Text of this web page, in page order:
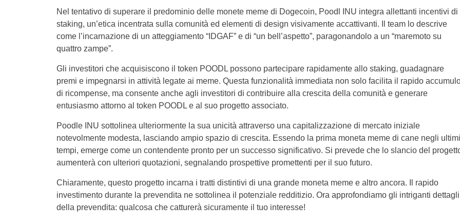
Nel tentativo di superare il predominio delle monete meme di Dogecoin, Poodl INU integra allettanti incentivi di
staking, un’etica incentrata sulla comunità ed elementi di design visivamente accattivanti. Il team lo descrive
come l’incarnazione di un atteggiamento “IDGAF” e di “un bell’aspetto”, paragonandolo a un “maremoto su
quattro zampe”.
Gli investitori che acquisiscono il token POODL possono partecipare rapidamente allo staking, guadagnare
premi e impegnarsi in attività legate ai meme. Questa funzionalità immediata non solo facilita il rapido
di ricompense, ma consente anche agli investitori di contribuire alla crescita della comunità e generare
entusiasmo attorno al token POODL e al suo progetto associato.
Poodle INU sottolinea ulteriormente la sua unicità attraverso una capitalizzazione di mercato iniziale
notevolmente modesta, lasciando ampio spazio di crescita. Essendo la prima moneta meme di cane negli ultimi
tempi, emerge come un contendente pronto per un successo significativo. Si prevede che lo slancio del
aumenterà con ulteriori quotazioni, segnalando prospettive promettenti per il suo futuro.
Chiaramente, questo progetto incarna i tratti distintivi di una grande moneta meme e altro ancora. Il rapido
investimento durante la prevendita ne sottolinea il potenziale redditizio. Ora approfondiamo gli intriganti dettagli
della prevendita: qualcosa che catturerà sicuramente il tuo interesse!